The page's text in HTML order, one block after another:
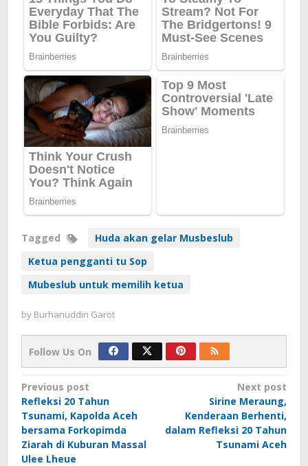
Tagged
Huda akan gelar Musbeslub
Ketua pengganti tu Sop
Mubeslub untuk memilih ketua
by Burhanuddin Garot
Follow Us On
Post
navigation
Previous post
Refleksi 20 Tahun
Tsunami, Kapolda Aceh
bersama Forkopimda
Ziarah di Kuburan Massal
Ulee Lheue
Next post
Sirine Meraung,
Kenderaan Berhenti,
dalam Refleksi 20 Tahun
Tsunami Aceh